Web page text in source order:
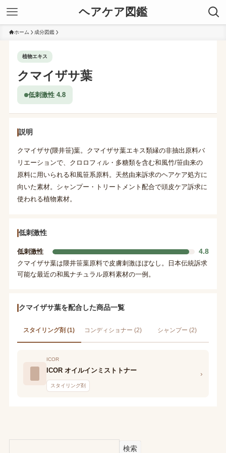
ヘアケア図鑑
ホーム 成分図鑑
植物エキス
クマイザサ葉
低刺激性 4.8
説明
クマイザサ(隈井笹)葉。クマイザサ葉エキス類縁の非抽出原料バ
リエーションで、クロロフィル・多糖類を含む和風竹/笹由来の
原料に用いられる和風笹系原料。天然由来訴求のヘアケア処方に
向いた素材。シャンプー・トリートメント配合で頭皮ケア訴求に
使われる植物素材。
低刺激性
低刺激性 4.8
クマイザサ葉は隈井笹葉原料で皮膚刺激ほぼなし。日本伝統訴求
可能な最近の和風ナチュラル原料素材の一例。
クマイザサ葉を配合した商品一覧
スタイリング剤 (1) コンディショナー (2) シャンプー (2)
ICOR
ICOR オイルインミストトナー
スタイリング剤
›
検索